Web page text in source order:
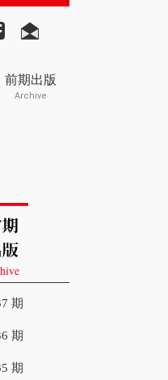
前期出版
Archive
期
期
期